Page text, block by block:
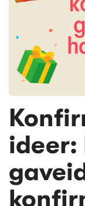
ideer: